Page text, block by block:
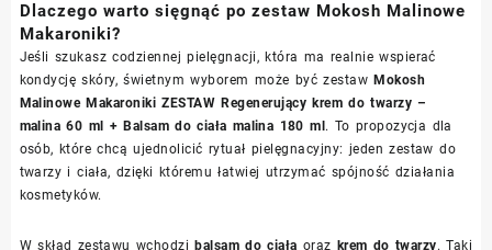
Dlaczego warto sięgnąć po zestaw Mokosh Malinowe
Makaroniki?
Jeśli szukasz codziennej pielęgnacji, która ma realnie wspierać
kondycję skóry, świetnym wyborem może być zestaw Mokosh
Malinowe Makaroniki ZESTAW Regenerujący krem do twarzy –
malina 60 ml + Balsam do ciała malina 180 ml . To propozycja dla
osób, które chcą ujednolicić rytuał pielęgnacyjny: jeden zestaw do
twarzy i ciała, dzięki któremu łatwiej utrzymać spójność działania
kosmetyków.
W skład zestawu wchodzi balsam do ciała oraz krem do twarzy. Taki